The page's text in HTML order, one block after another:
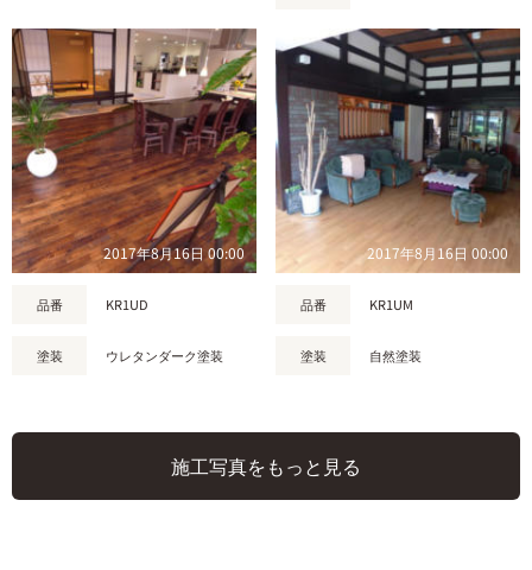
2017年8月16日 00:00
品番 KR1UD
塗装 ウレタンダーク塗装
2017年8月16日 00:00
品番 KR1UM
塗装 自然塗装
施工写真をもっと見る